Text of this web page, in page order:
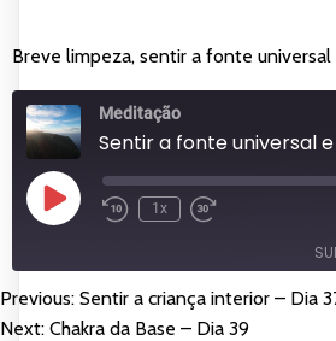
Breve limpeza, sentir a fonte
Meditação
Sentir a fonte universal
Reproduzir
episódio
1x
Amazon
PARTILHAR
NAVEGAÇÃO
Previous: Sentir a criança interior – Dia
Next: Chakra da Base – Dia 39